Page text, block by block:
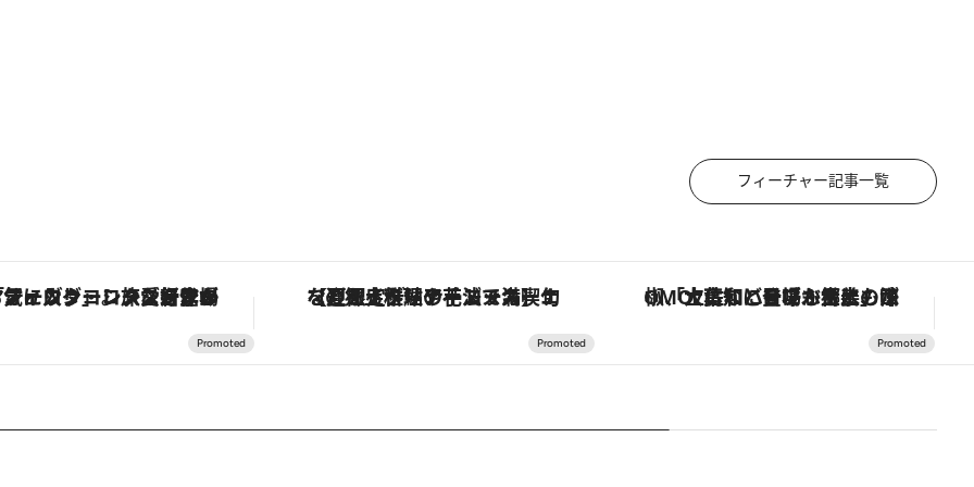
フィーチャー記事一覧
ヴァシュロン・コンスタンタン「オーヴァーシーズ・オートマティック」。旅愛好家のお気に入りコレクションから、ジェンダーレスな新作が登場 【夏限定ディナーコース】旬を迎える稚鮎や花ズッキーニなどをイタリア・トスカーナの郷土料理の手法で満喫！ 「土佐和ハーブかき氷」がOMO7高知に登場！生姜、山椒、大葉など目にも舌にも涼を呼ぶ郷土の味